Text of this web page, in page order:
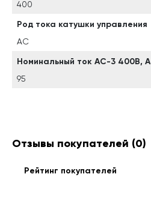
400
Род тока катушки управления
AC
Номинальный ток АС-3 400В, А
95
Отзывы покупателей (0)
Рейтинг покупателей